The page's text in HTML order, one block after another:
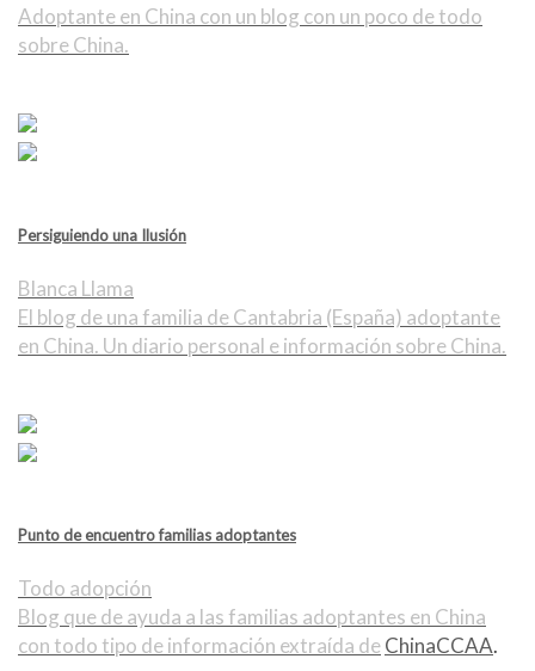
Adoptante en China con un blog con un poco de todo
sobre China.
Persiguiendo una Ilusión
Blanca Llama
El blog de una familia de Cantabria (España) adoptante
en China. Un diario personal e información sobre China.
Punto de encuentro familias adoptantes
Todo adopción
Blog que de ayuda a las familias adoptantes en China
con todo tipo de información extraída deChinaCCAA.